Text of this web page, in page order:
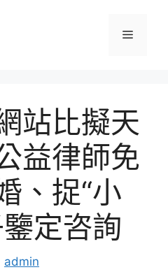
選
站比擬天
益律師免
、捉“小
定咨詢
admin